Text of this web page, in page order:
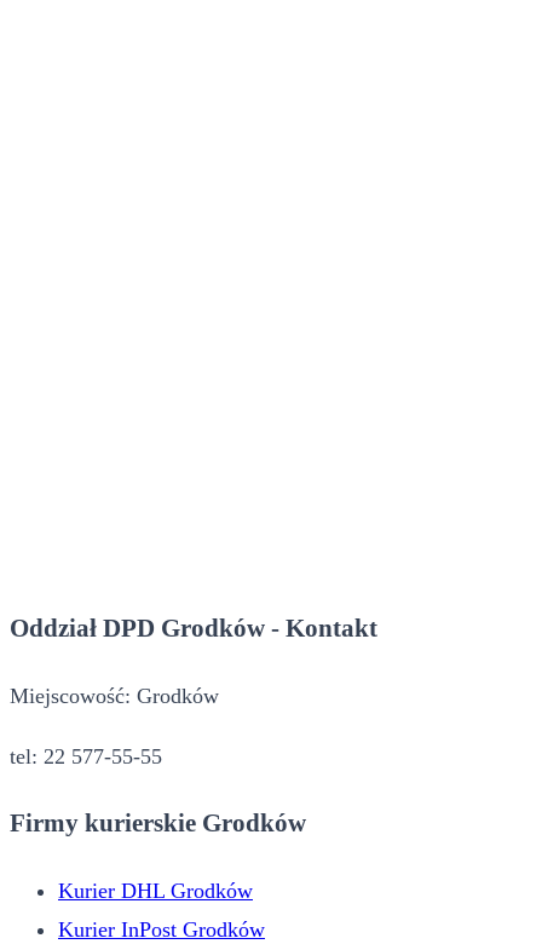
Oddział DPD Grodków - Kontakt
Miejscowość: Grodków
tel: 22 577-55-55
Firmy kurierskie Grodków
Kurier DHL Grodków
Kurier InPost Grodków